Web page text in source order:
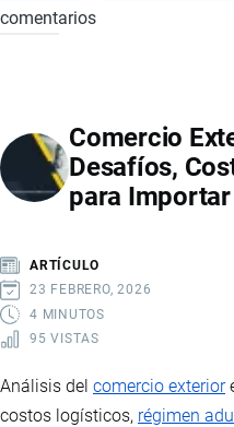
CIIU
ES,
CÓMO
SE
POR
QUÉ
ES
PARA
comentarios
Comercio
Desafíos,
para
ARTÍCULO
23 FEBRERO, 2026
4 MINUTOS
95 VISTAS
Análisis del comercio exterior
costos logísticos, régimen